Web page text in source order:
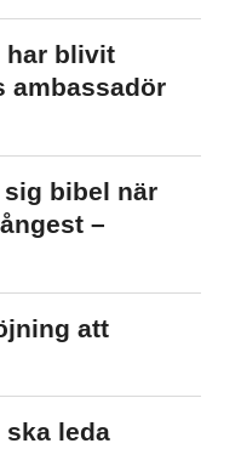
har blivit
ambassadör
sig bibel när
–
att
leda